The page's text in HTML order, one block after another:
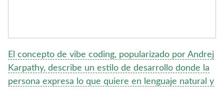
El concepto de vibe coding, popularizado por Andrej
Karpathy, describe un estilo de desarrollo donde la
persona expresa lo que quiere en lenguaje natural y